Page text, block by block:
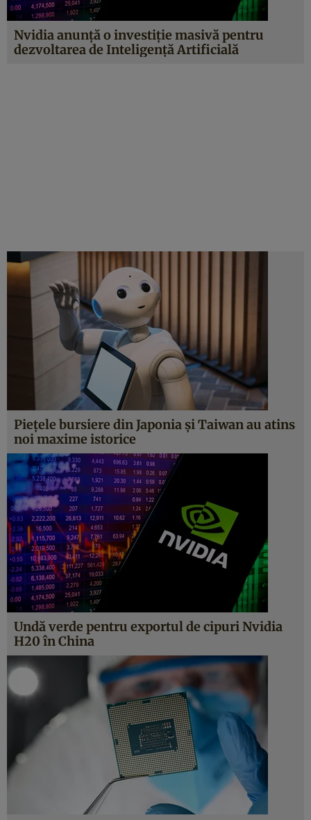
Nvidia anunță o investiție masivă pentru
dezvoltarea de Inteligență Artificială
Piețele bursiere din Japonia și Taiwan au atins
noi maxime istorice
Undă verde pentru exportul de cipuri Nvidia
H20 în China